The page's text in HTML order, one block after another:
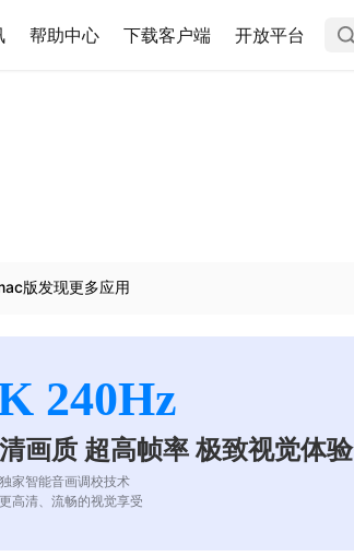
帮助中心 下载客户端 开放平台
版发现更多应用
240Hz
画质 超高帧率 极致视觉体验
家智能音画调校技术
高清、流畅的视觉享受